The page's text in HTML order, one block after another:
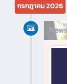
กรกฎาคม 2026
News